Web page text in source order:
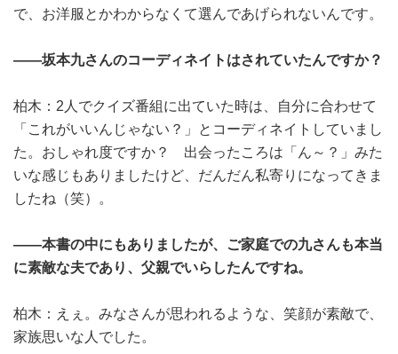
で、お洋服とかわからなくて選んであげられないんです。
――坂本九さんのコーディネイトはされていたんですか？
柏木：2人でクイズ番組に出ていた時は、自分に合わせて
「これがいいんじゃない？」とコーディネイトしていまし
た。おしゃれ度ですか？ 出会ったころは「ん～？」みた
いな感じもありましたけど、だんだん私寄りになってきま
したね（笑）。
――本書の中にもありましたが、ご家庭での九さんも本当
に素敵な夫であり、父親でいらしたんですね。
柏木：えぇ。みなさんが思われるような、笑顔が素敵で、
家族思いな人でした。